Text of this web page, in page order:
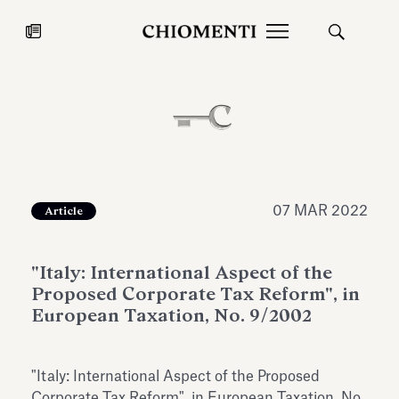
27 LUG 2026
mostra Marmora Romana
EcoVadis
Article 07 MAR 2022
"Italy: International Aspect of the
Proposed Corporate Tax Reform", in
European Taxation, No. 9/2002
"Italy: International Aspect of the Proposed